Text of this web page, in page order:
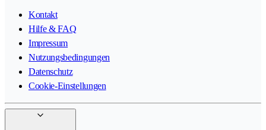
Kontakt
Hilfe & FAQ
Impressum
Nutzungsbedingungen
Datenschutz
Cookie-Einstellungen